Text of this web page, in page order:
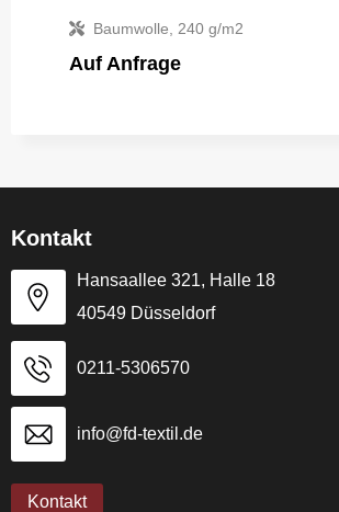
Baumwolle, 240 g/m2
Auf Anfrage
Kontakt
Hansaallee 321, Halle 18
40549 Düsseldorf
0211-5306570
info@fd-textil.de
Kontakt